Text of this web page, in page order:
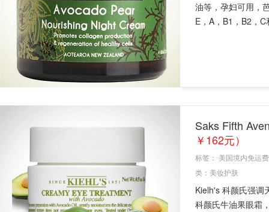
油等，孕妇可用，
E，A，B1，B2，
Saks Fifth
￥162元）
标签： 美国境内免运费
类： 美妆护肤
Kielh's 科颜氏强调
科颜氏牛油果眼霜